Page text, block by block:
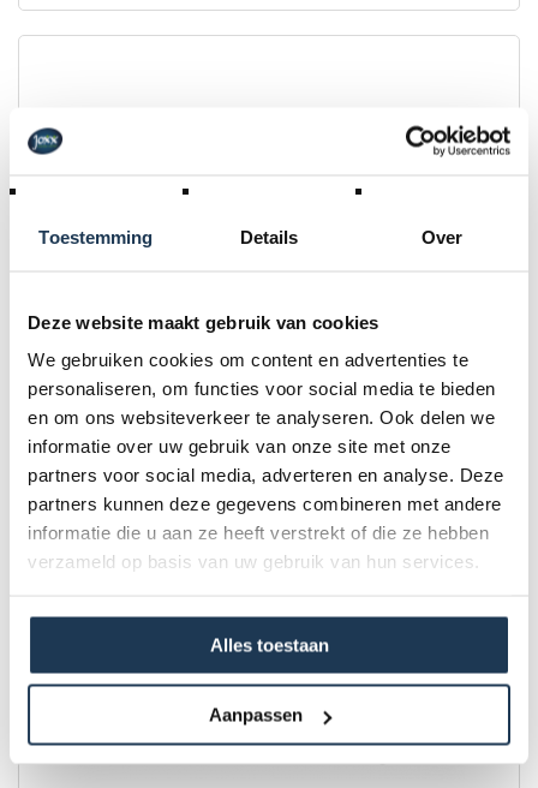
Toestemming Details Over
Deze website maakt gebruik van cookies
We gebruiken cookies om content en advertenties te
personaliseren, om functies voor social media te bieden
en om ons websiteverkeer te analyseren. Ook delen we
informatie over uw gebruik van onze site met onze
partners voor social media, adverteren en analyse. Deze
partners kunnen deze gegevens combineren met andere
informatie die u aan ze heeft verstrekt of die ze hebben
verzameld op basis van uw gebruik van hun services.
Alles toestaan
Aanpassen
BERG Ultim Pro Bouncer FlatGround 500 + AeroWall
Merk: BERG
€ 3 889,00
Incl. BTW